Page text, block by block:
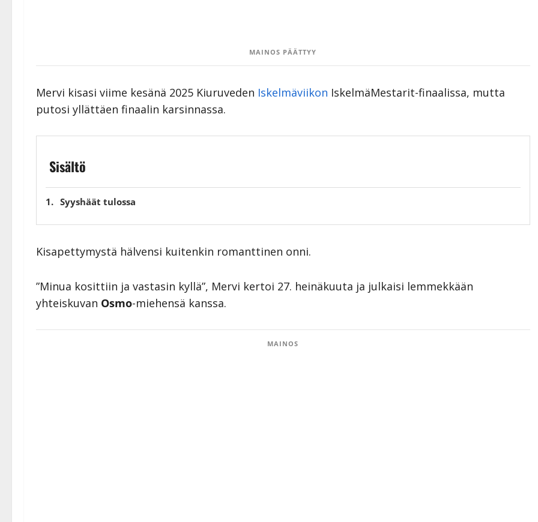
MAINOS PÄÄTTYY
Mervi kisasi viime kesänä 2025 Kiuruveden Iskelmäviikon IskelmäMestarit-finaalissa, mutta
putosi yllättäen finaalin karsinnassa.
Sisältö
Syyshäät tulossa
Kisapettymystä hälvensi kuitenkin romanttinen onni.
”Minua kosittiin ja vastasin kyllä”, Mervi kertoi 27. heinäkuuta ja julkaisi lemmekkään
yhteiskuvan Osmo-miehensä kanssa.
MAINOS